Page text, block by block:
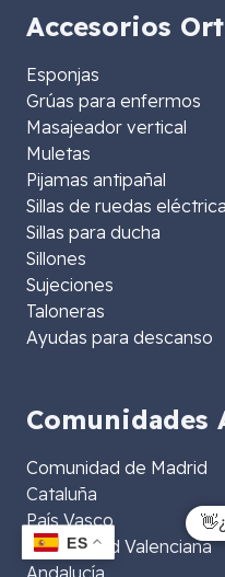
Accesorios
Esponjas
Grúas para enfermos
Masajeador vertical
Muletas
Pijamas antipañal
Sillas de ruedas
Sillas para ducha
Sillones
Sujeciones
Taloneras
Ayudas para descanso
Comunidades
Comunidad de Madrid
Cataluña
País Vasco
Comunidad Valenciana
ES